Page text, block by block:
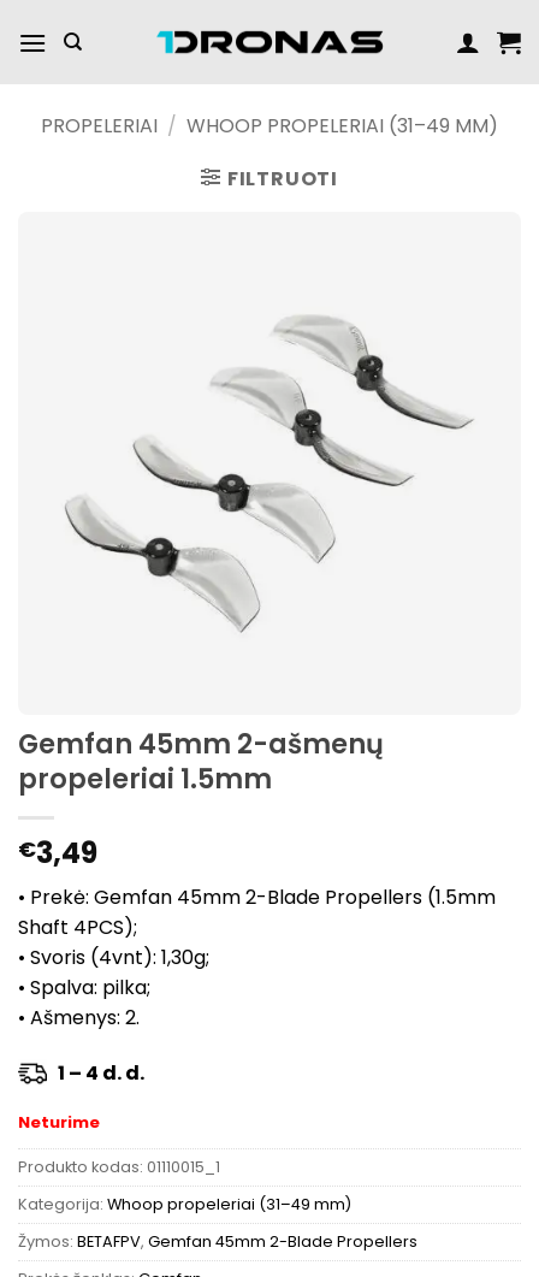
turinį
PROPELERIAI / WHOOP PROPELERIAI (31–49 MM)
FILTRUOTI
Gemfan 45mm 2-ašmenų
propeleriai 1.5mm
€3,49
• Prekė: Gemfan 45mm 2-Blade Propellers (1.5mm
Shaft 4PCS);
• Svoris (4vnt): 1,30g;
• Spalva: pilka;
• Ašmenys: 2.
1 – 4 d. d.
Neturime
Produkto kodas: 01110015_1
Kategorija: Whoop propeleriai (31–49 mm)
Žymos: BETAFPV, Gemfan 45mm 2-Blade Propellers